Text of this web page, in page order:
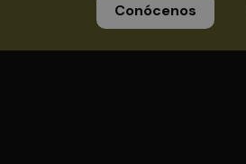
Conócenos